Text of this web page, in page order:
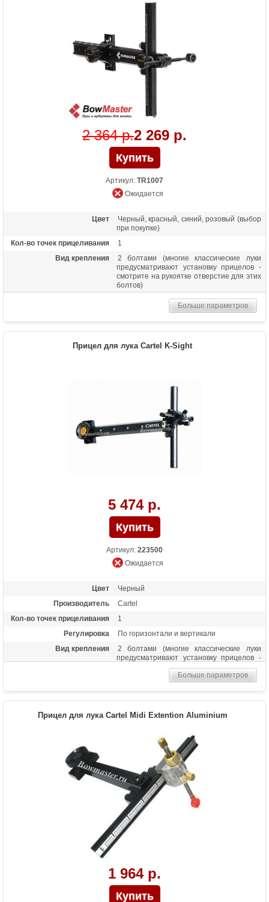
2 364 р.2 269 р.
Артикул: TR1007
Ожидается
Цвет
Черный, красный, синий, розовый (выбор
при покупке)
Кол-во точек прицеливания
1
Вид крепления
2 болтами (многие классические луки
предусматривают установку прицелов -
смотрите на рукоятке отверстие для этих
болтов)
Алюминий и пластик
Регулировка по вертикали, горизонтали и
выноса ближе/дальше, диаметр скопа
8/32 дюйма, быстросъемное крепление
Больше параметров
Прицел для лука Cartel K-Sight
5 474 р.
Артикул: 223500
Ожидается
Цвет
Черный
Производитель
Cartel
Кол-во точек прицеливания
1
Регулировка
По горизонтали и вертикали
Вид крепления
2 болтами (многие классические луки
предусматривают установку прицелов -
смотрите на рукоятке отверстие для этих
Материалы изделия
Алюминиевый сплав
Больше параметров
Прицел для лука Cartel Midi Extention Aluminium
1 964 р.